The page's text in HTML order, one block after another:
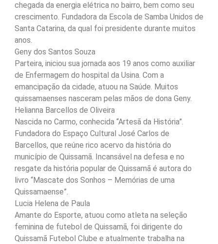
chegada da energia elétrica no bairro, bem como seu
crescimento. Fundadora da Escola de Samba Unidos de
Santa Catarina, da qual foi presidente durante muitos
anos.
Geny dos Santos Souza
Parteira, iniciou sua jornada aos 19 anos como auxiliar
de Enfermagem do hospital da Usina. Com a
emancipação da cidade, atuou na Saúde. Muitos
quissamaenses nasceram pelas mãos de dona Geny.
Helianna Barcellos de Oliveira
Nascida no Carmo, conhecida “Artesã da História”.
Fundadora do Espaço Cultural José Carlos de
Barcellos, que reúne rico acervo da história do
município de Quissamã. Incansável na defesa e no
resgate da história popular de Quissamã é autora do
livro “Mascate dos Sonhos – Memórias de uma
Quissamaense”.
Lucia Helena de Paula
Amante do Esporte, atuou como atleta na seleção
feminina de futebol de Quissamã, foi dirigente do
Quissamã Futebol Clube e atualmente trabalha na